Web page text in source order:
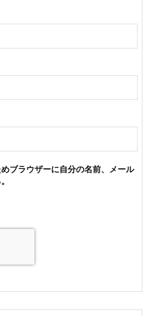
ブラウザーに自分の名前、メール